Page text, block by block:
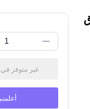
غير متوفر